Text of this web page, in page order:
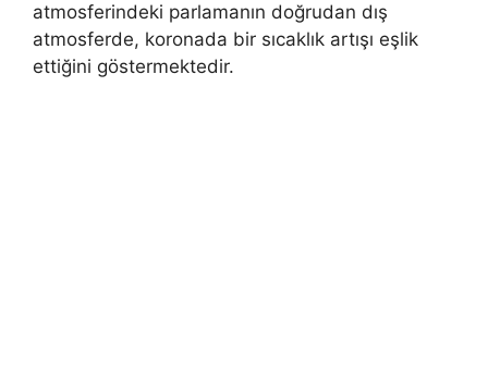
atmosferindeki parlamanın doğrudan dış
atmosferde, koronada bir sıcaklık artışı eşlik
ettiğini göstermektedir.